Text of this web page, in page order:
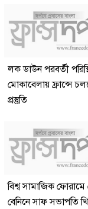
লক ডাউন পরবর্তী
মোকাবেলায় ফ্রান্সে
প্রস্তুতি
বিশ্ব সামাজিক
বেনিনে সাফ সভাপতি